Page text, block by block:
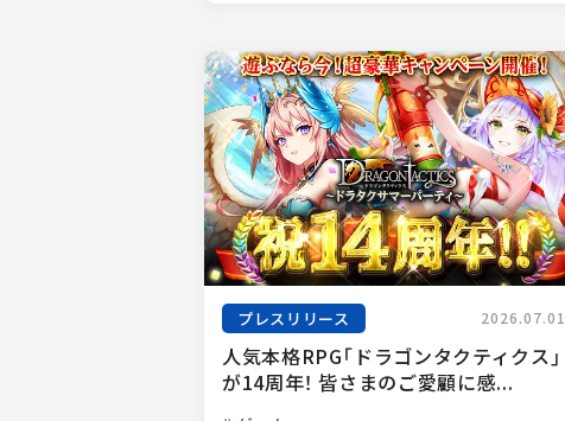
プレスリリース 2026.07.01
人気本格RPG「ドラゴンタクティクス」
が14周年！ 皆さまのご愛顧に感...